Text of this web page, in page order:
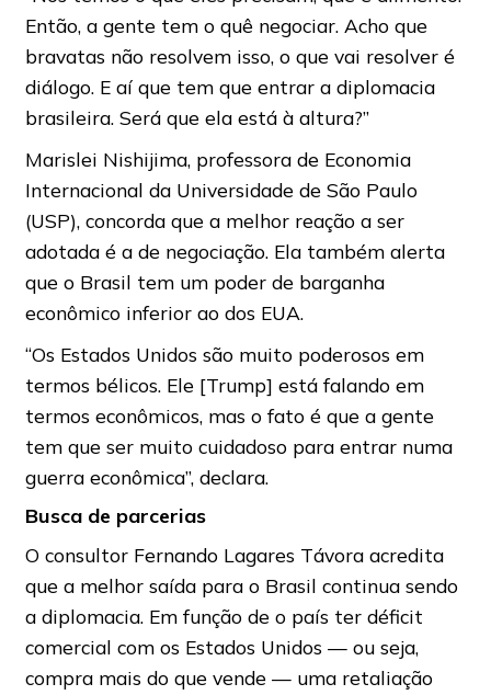
Então, a gente tem o quê negociar. Acho que
bravatas não resolvem isso, o que vai resolver é
diálogo. E aí que tem que entrar a diplomacia
brasileira. Será que ela está à altura?”
Marislei Nishijima, professora de Economia
Internacional da Universidade de São Paulo
(USP), concorda que a melhor reação a ser
adotada é a de negociação. Ela também alerta
que o Brasil tem um poder de barganha
econômico inferior ao dos EUA.
“Os Estados Unidos são muito poderosos em
termos bélicos. Ele [Trump] está falando em
termos econômicos, mas o fato é que a gente
tem que ser muito cuidadoso para entrar numa
guerra econômica”, declara.
Busca de parcerias
O consultor Fernando Lagares Távora acredita
que a melhor saída para o Brasil continua sendo
a diplomacia. Em função de o país ter déficit
comercial com os Estados Unidos — ou seja,
compra mais do que vende — uma retaliação